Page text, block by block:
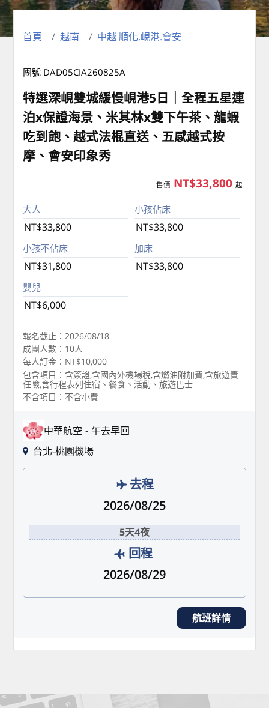
首頁 越南 中越 順化.峴港.會安
團號 DAD05CIA260825A
特選深峴雙城緩慢峴港5日｜全程五星連
泊x保證海景、米其林x雙下午茶、龍蝦
吃到飽、越式法棍直送、五感越式按
摩、會安印象秀
售價 NT$33,800 起
大人
NT$33,800
小孩佔床
NT$33,800
小孩不佔床
NT$31,800
加床
NT$33,800
嬰兒
NT$6,000
報名截止：2026/08/18
成團人數：10人
每人訂金：NT$10,000
包含項目：含簽證,含國內外機場稅,含燃油附加費,含旅遊責
任險,含行程表列住宿、餐食、活動、旅遊巴士
不含項目：不含小費
中華航空
午去早回
台北-桃園機場
去程
2026/08/25
5天4夜
回程
2026/08/29
航班詳情